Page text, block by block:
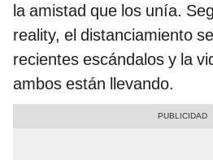
la amistad que los unía.
reality, el distanciamiento
recientes escándalos y la
ambos están llevando.